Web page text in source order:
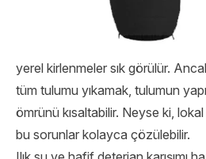
yerel kirlenmeler sık görülür.
tüm tulumu yıkamak, tulumun
ömrünü kısaltabilir. Neyse ki,
bu sorunlar kolayca çözülebilir.